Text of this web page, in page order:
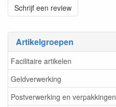
Artikelgroepen
Facilitaire artikelen
Geldverwerking
Postverwerking en verpakkingen
Schrijf een review